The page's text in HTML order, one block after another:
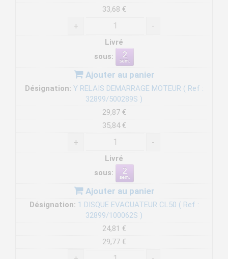
33,68 €
+ -
Livré
sous:
Ajouter au panier
Désignation: Y RELAIS DEMARRAGE MOTEUR ( Ref :
32899/500289S )
29,87 €
35,84 €
+ -
Livré
sous:
Ajouter au panier
Désignation: 1 DISQUE EVACUATEUR CL50 ( Ref :
32899/100062S )
24,81 €
29,77 €